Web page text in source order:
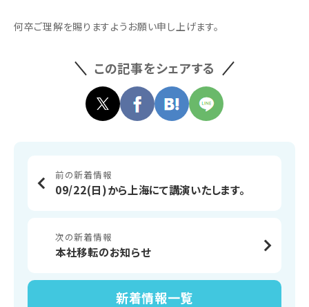
何卒ご理解を賜りますようお願い申し上げます。
この記事をシェアする
前の新着情報
09/22(日)から上海にて講演いたします。
新着情報一覧
次の新着情報
本社移転のお知らせ